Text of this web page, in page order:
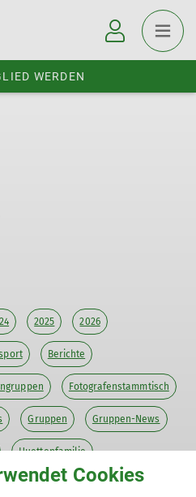
WERDEN
2025 2026
Berichte
Fotografenstammtisch
Gruppen Gruppen-News
Huettenfamilie
Mitteilungshefte Natur
Cookies